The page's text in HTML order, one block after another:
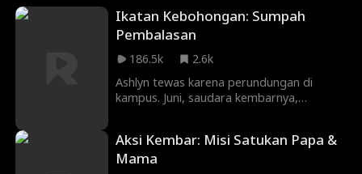
Ikatan Kebohongan: Sumpah
Pembalasan
186.5k
2.6k
Ashlyn tewas karena perundungan di
kampus. Juni, saudara kembarnya,
mengkhianati.
Aksi Kembar: Misi Satukan Papa &
Mama